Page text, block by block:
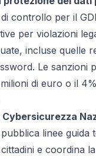
controllo per il
per violazioni
incluse quelle
Le sanzioni
di euro o il
linee guida
e coordina